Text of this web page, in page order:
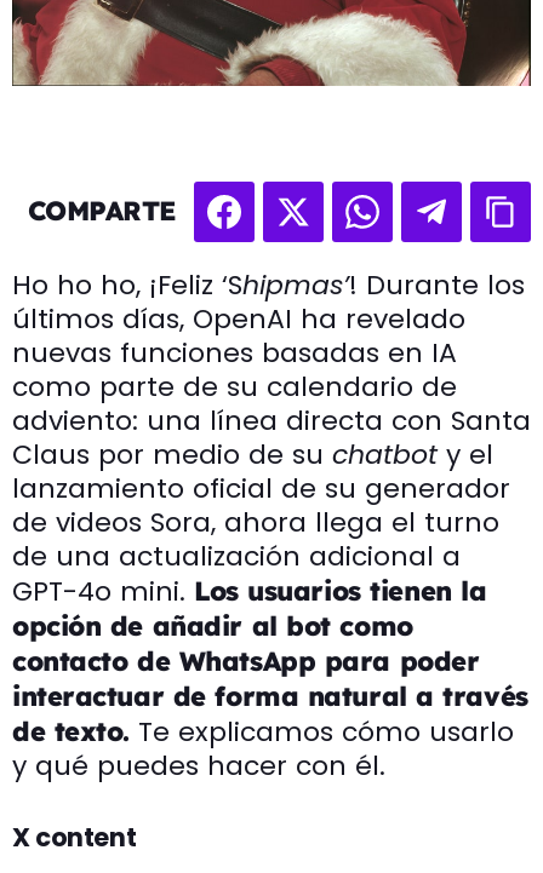
COMPARTE
Ho ho ho, ¡Feliz ‘Shipmas’! Durante los
últimos días, OpenAI ha revelado
nuevas funciones basadas en IA
como parte de su calendario de
adviento: una línea directa con Santa
Claus por medio de su chatboty el
lanzamiento oficial de su generador
de videos Sora, ahora llega el turno
de una actualización adicional a
GPT-4o mini. Los usuarios tienen la
opción de añadir al bot como
contacto de WhatsApp para poder
interactuar de forma natural a través
de texto. Te explicamos cómo usarlo
y qué puedes hacer con él.
X content